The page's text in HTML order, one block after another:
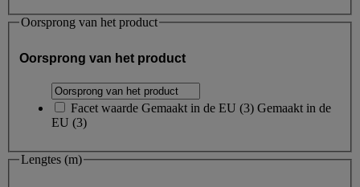
Oorsprong van het product
Oorsprong van het product
Facet waarde Gemaakt in de EU (3) Gemaakt in de
EU (3)
Lengtes (m)